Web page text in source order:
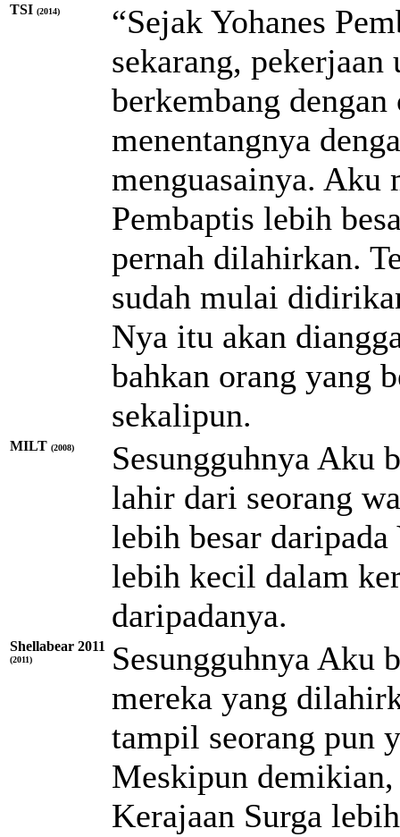
TSI (2014)
“Sejak Yohanes
sekarang,
berkembang
menentangnya
menguasainya. Aku
Pembaptis lebih
pernah dilahirkan.
sudah mulai
Nya itu akan
bahkan orang yang
sekalipun.
MILT (2008)
Sesungguhnya Aku
lahir dari seorang
lebih besar
lebih kecil dalam
daripadanya.
Shellabear 2011
(2011)
Sesungguhnya Aku
mereka yang
tampil seorang pun
Meskipun
Kerajaan Surga